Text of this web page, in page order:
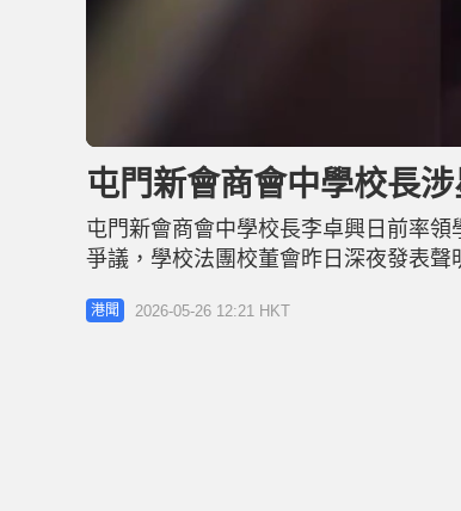
n
u
t
e
o
d
e
d
6
5
.
4
1
屯門新會商會中學校長
屯門新會商會中學校長李卓興日前率
爭議，學校法團校董會昨日深夜發表
聲譽，定必嚴肅處理。多名學生今早
語，對事件感到意外與不恰當。 教員
港聞 2026-05-26 12:21 HKT